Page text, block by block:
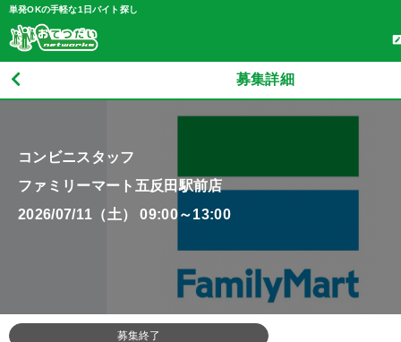
単発OKの手軽な1日バイト探し
募集詳細
コンビニスタッフ
ファミリーマート五反田駅前店
2026/07/11（土） 09:00～13:00
募集終了